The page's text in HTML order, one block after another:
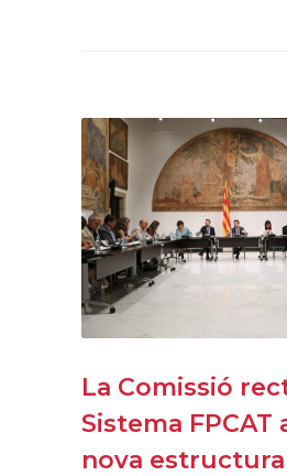
La Comissió
Sistema FPCAT
nova